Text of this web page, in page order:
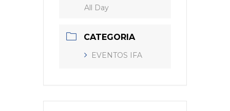
All Day
CATEGORIA
EVENTOS IFA